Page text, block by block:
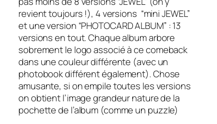
revient toujours !), 4 versions “mini JEWEL”
et une version “PHOTOCARD ALBUM” : 13
versions en tout. Chaque album arbore
sobrement le logo associé à cecomeback
dans une couleur différente (avec un
photobookdifférent également). Chose
amusante, si on empile toutes les versions
on obtient l’image grandeur nature de la
pochette de l’album (comme un puzzle)